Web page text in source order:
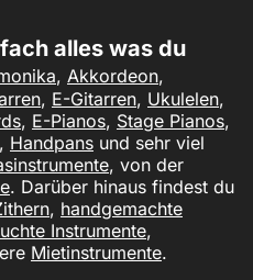
alles was du
, Akkordeon,
, E-Gitarren, Ukulelen,
, E-Pianos, Stage Pianos,
, Handpans und sehr viel
, von der
. Darüber hinaus findest du
, handgemachte
Instrumente,
Mietinstrumente.